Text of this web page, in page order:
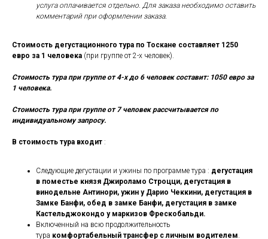
услуга оплачивается отдельно. Для заказа необходимо оставить
комментарий при оформлении заказа.
Стоимость дегустационного тура по Тоскане составляет 1250
евро за 1 человека (при группе от 2-х человек).
Стоимость тура при группе от 4-х до 6 человек составит: 1050 евро за
1 человека.
Стоимость тура при группе от 7 человек рассчитывается по
индивидуальному запросу.
В стоимость тура входит :
Следующие дегустации и ужины по программе тура : дегустация
в поместье князя Джироламо Строцци, дегустация в
винодельне Антинори, ужин у Дарио Чеккини, дегустация в
Замке Банфи, обед в замке Банфи, дегустация в замке
Кастельджокондо у маркизов Фрескобальди.
Включенный на всю продолжительность
тура комфортабельный трансфер с личным водителем.